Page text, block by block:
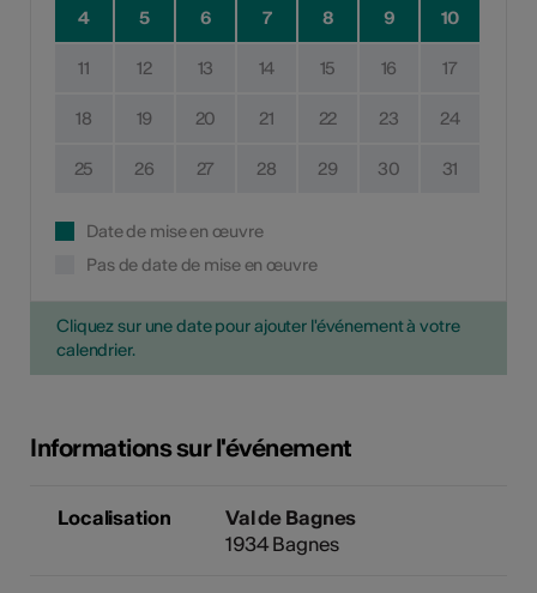
4 5 6 7 8 9 10
11 12 13 14 15 16 17
18 19 20 21 22 23 24
25 26 27 28 29 30 31
Date de mise en œuvre
Pas de date de mise en œuvre
Cliquez sur une date pour ajouter l'événement à votre
calendrier.
Informations sur l'événement
Localisation
Val de Bagnes
1934 Bagnes